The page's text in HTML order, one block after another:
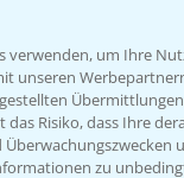
BESUCHEN
um Ihre
unseren
das Risiko, dass Ihre
zu